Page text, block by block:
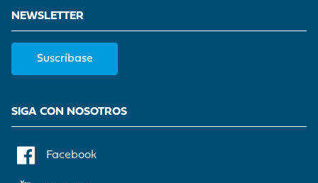
NEWSLETTER
Suscríbase
SIGA CON NOSOTROS
Facebook